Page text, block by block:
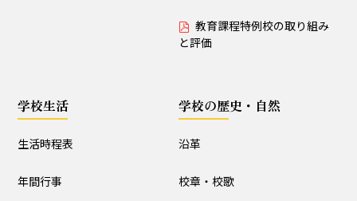
特色ある教育活動
行事と生活団活動の実践
給食
R8学校通信 巻頭言
教育課程特例校の取り組み
と評価
学校生活
生活時程表
年間行事
学校の歴史・自然
沿革
校章・校歌